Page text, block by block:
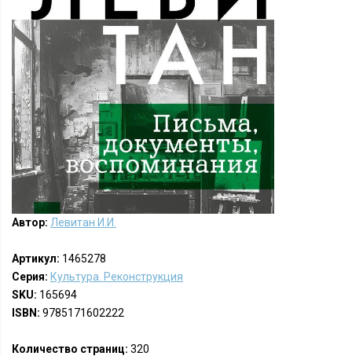
Автор: Левитан И.И.
Артикул: 1465278
Серия: Культура. Реконструкция
SKU: 165694
ISBN: 9785171602222
Количество страниц: 320